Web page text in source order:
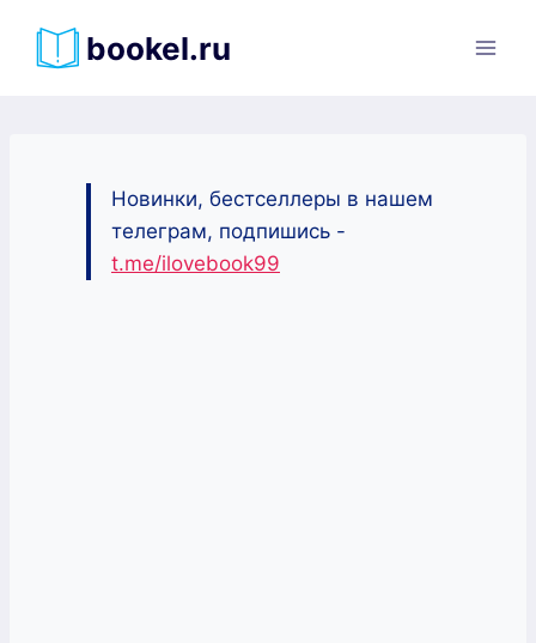
bookel.ru
Новинки, бестселлеры в нашем
телеграм, подпишись -
t.me/ilovebook99